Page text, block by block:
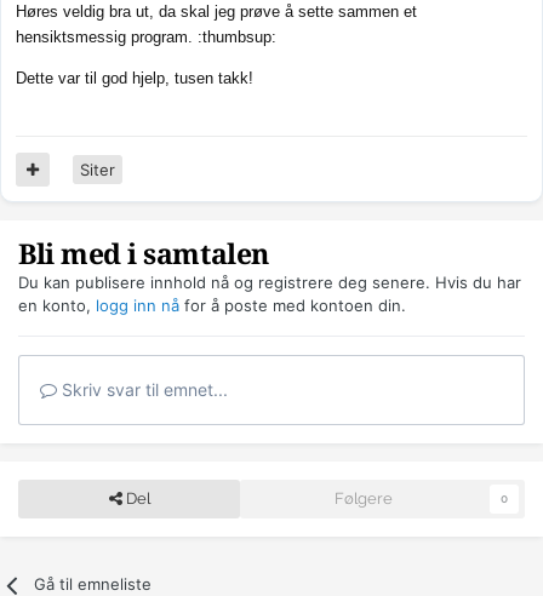
Høres veldig bra ut, da skal jeg prøve å sette sammen et
hensiktsmessig program. :thumbsup:
Dette var til god hjelp, tusen takk!
Siter
Bli med i samtalen
Du kan publisere innhold nå og registrere deg senere. Hvis du har
en konto, logg inn nå for å poste med kontoen din.
Skriv svar til emnet...
Del Følgere 0
Gå til emneliste